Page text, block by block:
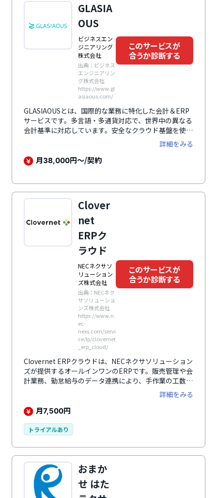
GLASIA
OUS
ビジネスエン
ジニアリング
株式会社
出典：ビジネス
エンジニアリン
グ株式会社
https://www.gl
asiaous.com/
このサービスが
合うか診断する
GLASIAOUSとは、国際的な業務に特化した会計＆ERP
サービスです。多言語・多通貨対応で、世界中の異なる
会計基準に対応しています。安全なクラウド基盤を使用
し、透明性の高い経営管理を実現します。経営分析のた
めの強力なダッシュボード機能も搭載しており、グロー
バルなビジネス環境での運用をサポートします。
詳細をみる
月38,000円～/契約
Clover
net
ERPク
ラウド
NECネクサソ
リューション
ズ株式会社
出典：NECネク
サソリューショ
ンズ株式会社
https://www.n
ec-
nexs.com/servi
ce/lp/clovernet
_erp_cloud/
このサービスが
合うか診断する
Clovernet ERPクラウドは、NECネクサソリューション
ズが提供するオールインワンのERPです。販売管理や会
計業務、勤怠給与のデータ連携により、手作業の工数を
削減し、業務バックオフィス業務を効率化。クラウドベ
ースで提供されるため、バージョンアップや法令対応も
自動で行われ、IT運用負荷を低減します。さらに初期費
あり、2ヶ月の無料トライアルも可能です。
詳細をみる
月7,500円
トライアルあり
おまか
せ はた